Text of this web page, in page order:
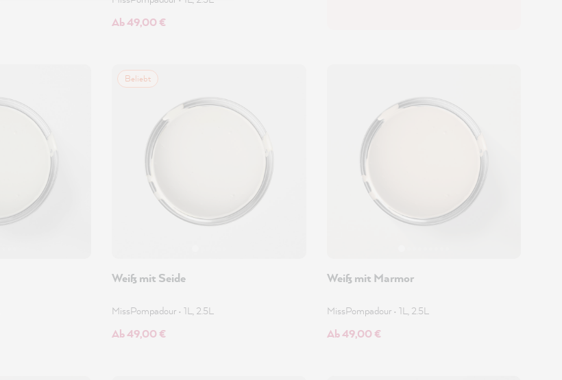
Ab 49,00 €
Beliebt
Weiß mit Seide
MissPompadour • 1L, 2.5L
Ab 49,00 €
Weiß mit Marmor
MissPompadour • 1L, 2.5L
Ab 49,00 €